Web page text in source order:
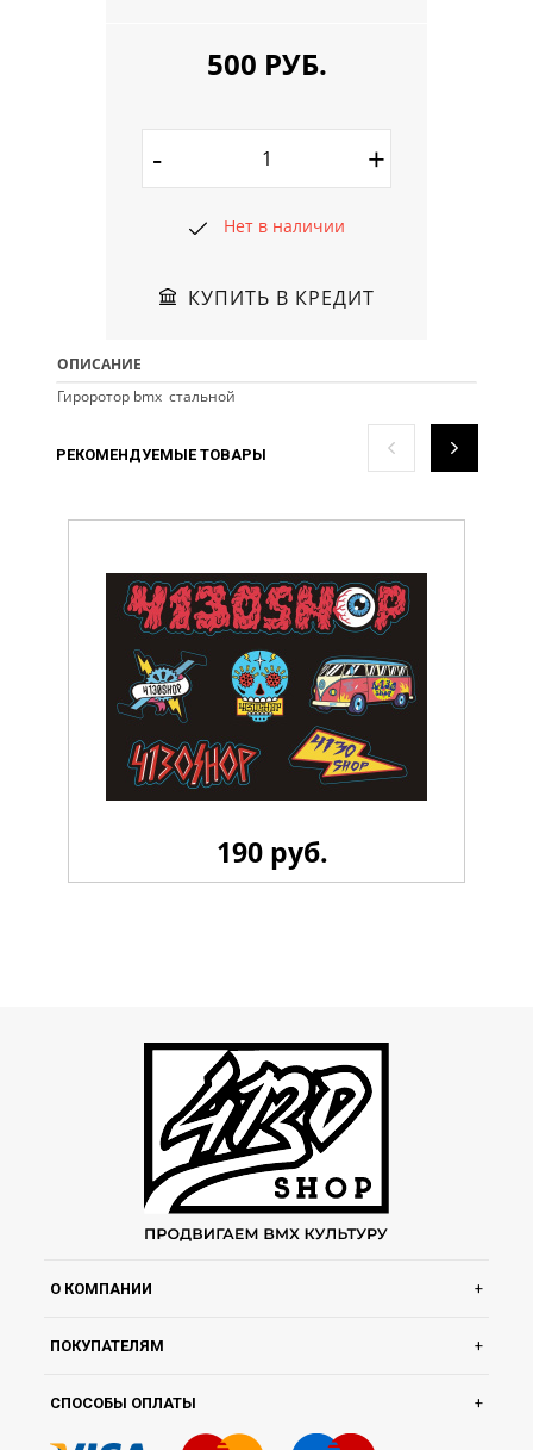
500 РУБ.
- +
Нет в наличии
КУПИТЬ В КРЕДИТ
ОПИСАНИЕ
Гироротор bmx стальной
РЕКОМЕНДУЕМЫЕ ТОВАРЫ
Стикерпак 4130 LiL
190 руб.
О КОМПАНИИ
ПОКУПАТЕЛЯМ
СПОСОБЫ ОПЛАТЫ